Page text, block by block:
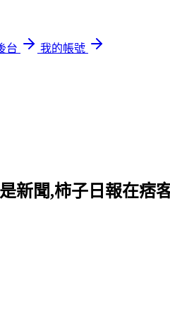
台
我的帳號
新聞,柿子日報在痞